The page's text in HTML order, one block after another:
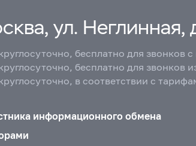
ул. Неглинная,
бесплатно для звонков
бесплатно для звонков
в соответствии с
информационного обмена